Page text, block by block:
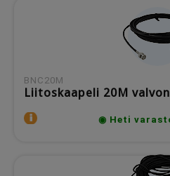
BNC20M
Liitoskaapeli 20M
◉ Heti